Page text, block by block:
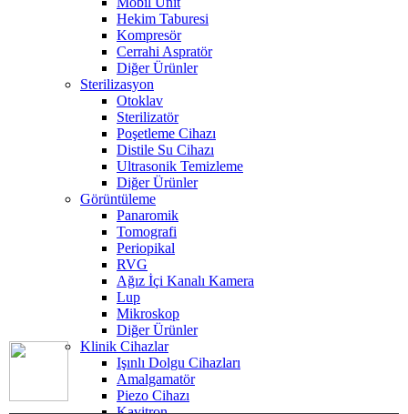
Hekim Taburesi
Kompresör
Cerrahi Aspratör
Diğer Ürünler
Sterilizasyon
Otoklav
Sterilizatör
Poşetleme Cihazı
Distile Su Cihazı
Ultrasonik Temizleme
Diğer Ürünler
Görüntüleme
Panaromik
Tomografi
Periopikal
RVG
Ağız İçi Kanalı Kamera
Lup
Mikroskop
Diğer Ürünler
Klinik Cihazlar
Işınlı Dolgu Cihazları
Amalgamatör
Piezo Cihazı